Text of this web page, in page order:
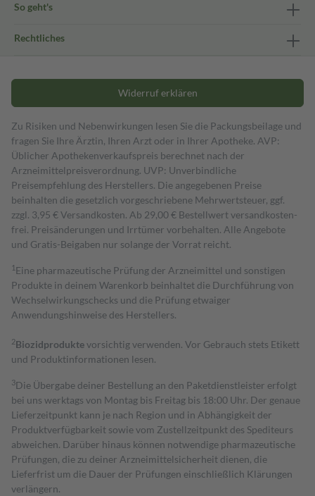
So geht's
Rechtliches
Widerruf erklären
Zu Risiken und Nebenwirkungen lesen Sie die Packungsbeilage und
fragen Sie Ihre Ärztin, Ihren Arzt oder in Ihrer Apotheke. AVP:
Üblicher Apothekenverkaufspreis berechnet nach der
Arzneimittelpreisverordnung. UVP: Unverbindliche
Preisempfehlung des Herstellers. Die angegebenen Preise
beinhalten die gesetzlich vorgeschriebene Mehrwertsteuer, ggf.
zzgl. 3,95 € Versandkosten. Ab 29,00 € Bestell­wert versand­kosten­
frei. Preisänderungen und Irrtümer vorbehalten. Alle Angebote
und Gratis-Beigaben nur solange der Vorrat reicht.
1 Eine pharmazeutische Prüfung der Arzneimittel und sonstigen
Produkte in deinem Warenkorb beinhaltet die Durchführung von
Wechselwirkungschecks und die Prüfung etwaiger
Anwendungshinweise des Herstellers.
2Biozidproduktevorsichtig verwenden. Vor Gebrauch stets Etikett
und Produktinformationen lesen.
3Die Übergabe deiner Bestellung an den Paketdienstleister erfolgt
bei uns werktags von Montag bis Freitag bis 18:00 Uhr. Der genaue
Lieferzeitpunkt kann je nach Region und in Abhängigkeit der
Produktverfügbarkeit sowie vom Zustellzeitpunkt des Spediteurs
abweichen. Darüber hinaus können notwendige pharmazeutische
Prüfungen, die zu deiner Arzneimittelsicherheit dienen, die
Lieferfrist um die Dauer der Prüfungen einschließlich Klärungen
verlängern.